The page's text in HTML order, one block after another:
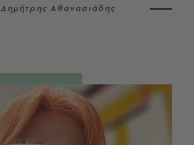
Δημήτρης Αθανασιάδης